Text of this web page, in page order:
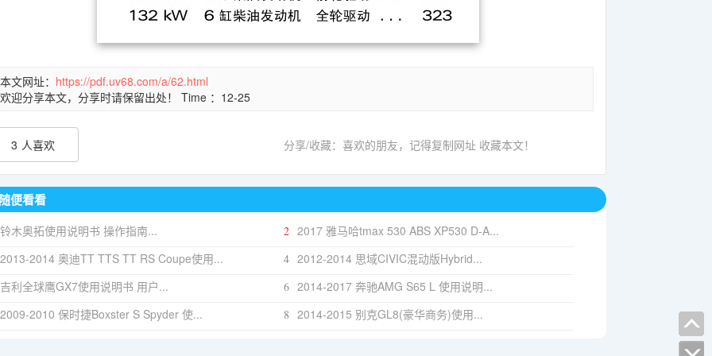
本文网址： https://pdf.uv68.com/a/62.html
欢迎分享本文，分享时请保留出处！ Time ：12-25
3 人喜欢 分享/收藏：喜欢的朋友，记得复制网址 收藏本文！
随便看看
铃木奥拓使用说明书 操作指南... 2 2017 雅马哈tmax 530 ABS XP530 D-A...
2013-2014 奥迪TT TTS TT RS Coupe使用... 4 2012-2014 思域CIVIC混动版Hybrid...
吉利全球鹰GX7使用说明书 用户... 6 2014-2017 奔驰AMG S65 L 使用说明...
2009-2010 保时捷Boxster S Spyder 使... 8 2014-2015 别克GL8(豪华商务)使用...